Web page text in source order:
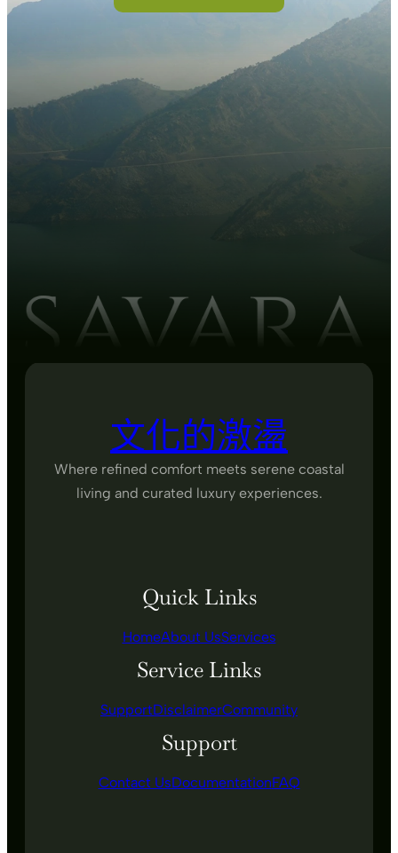
文化的激盪
Where refined comfort meets serene coastal
living and curated luxury experiences.
Quick Links
HomeAbout UsServices
Service Links
SupportDisclaimerCommunity
Support
Contact UsDocumentationFAQ